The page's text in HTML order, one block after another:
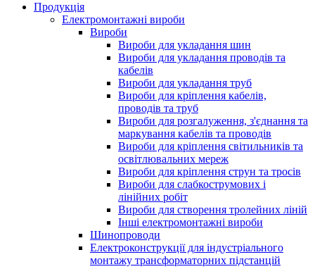
Продукція
Електромонтажні вироби
Вироби
Вироби для укладання шин
Вироби для укладання проводів та
кабелів
Вироби для укладання труб
Вироби для кріплення кабелів,
проводів та труб
Вироби для розгалуження, з'єднання та
маркування кабелів та проводів
Вироби для кріплення світильників та
освітлювальних мереж
Вироби для кріплення струн та тросів
Вироби для слабкострумових і
лінійних робіт
Вироби для створення тролейних ліній
Інші електромонтажні вироби
Шинопроводи
Електроконструкції для індустріального
монтажу трансформаторних підстанцій